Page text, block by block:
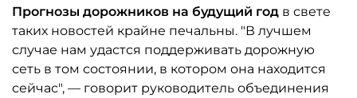
Прогнозы дорожников на будущий год в свете
таких новостей крайне печальны. "В лучшем
случае нам удастся поддерживать дорожную
сеть в том состоянии, в котором она находится
сейчас", — говорит руководитель объединения